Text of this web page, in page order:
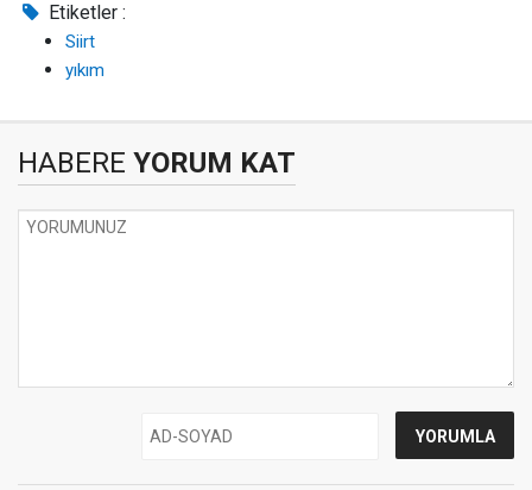
Etiketler :
Siirt
yıkım
HABERE YORUM KAT